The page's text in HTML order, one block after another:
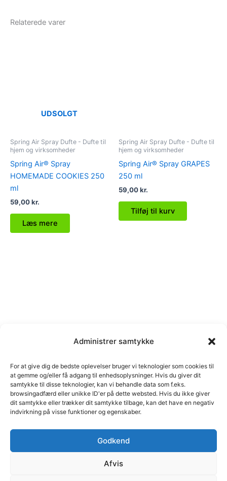
Administrer samtykke
For at give dig de bedste oplevelser bruger vi teknologier som cookies til
at gemme og/eller få adgang til enhedsoplysninger. Hvis du giver dit
samtykke til disse teknologier, kan vi behandle data som f.eks.
browsingadfærd eller unikke ID'er på dette websted. Hvis du ikke giver
dit samtykke eller trækker dit samtykke tilbage, kan det have en negativ
indvirkning på visse funktioner og egenskaber.
Godkend
Afvis
Relaterede varer
UDSOLGT
Spring Air Spray Dufte - Dufte til
hjem og virksomheder
Spring Air® Spray
HOMEMADE COOKIES 250
ml
59,00kr.
Læs mere
Spring Air Spray Dufte - Dufte til
hjem og virksomheder
Spring Air® Spray GRAPES
250 ml
59,00kr.
Tilføj til kurv
Spring Air Spray Dufte - Dufte til
hjem og virksomheder
Spring Air® Spray VENICE
250 ml
59,00kr.
Tilføj til kurv